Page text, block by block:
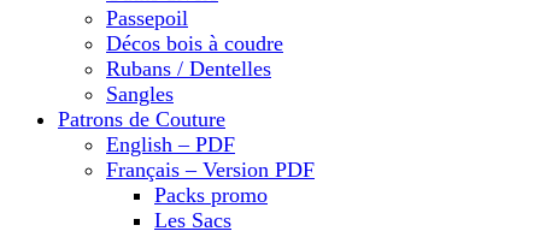
Passepoil
Décos bois à coudre
Rubans / Dentelles
Sangles
Patrons de Couture
English – PDF
Français – Version PDF
Packs promo
Les Sacs